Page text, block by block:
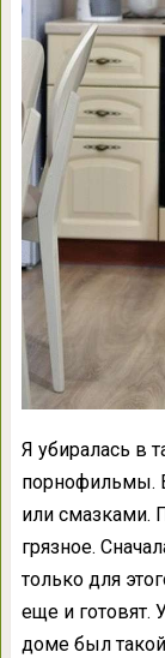
Я убиралась в
порнофильмы.
или смазками.
грязное.
только для
еще и готовят.
доме был